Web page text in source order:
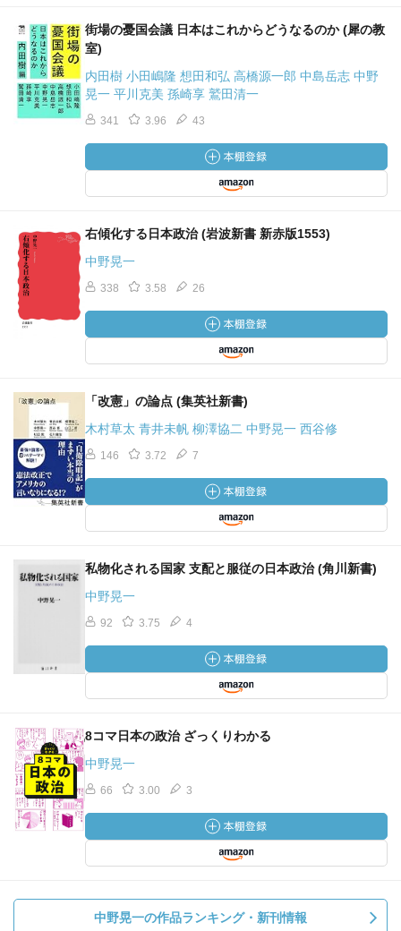
街場の憂国会議 日本はこれからどうなるのか (犀の教
室)
内田樹 小田嶋隆 想田和弘 高橋源一郎 中島岳志 中野
晃一 平川克美 孫崎享 鷲田清一
341 3.96 43
右傾化する日本政治 (岩波新書 新赤版1553)
中野晃一
338 3.58 26
「改憲」の論点 (集英社新書)
木村草太 青井未帆 柳澤協二 中野晃一 西谷修
146 3.72 7
私物化される国家 支配と服従の日本政治 (角川新書)
中野晃一
92 3.75 4
8コマ日本の政治 ざっくりわかる
中野晃一
66 3.00 3
中野晃一の作品ランキング・新刊情報